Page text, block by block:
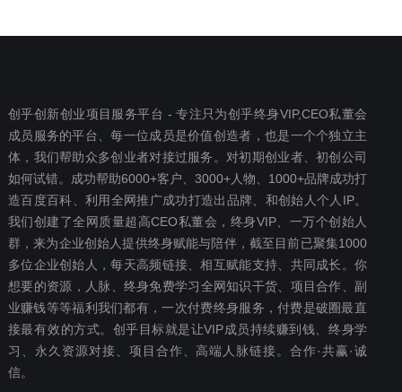
创乎创新创业项目服务平台 - 专注只为创乎终身VIP,CEO私董会
成员服务的平台、每一位成员是价值创造者，也是一个个独立主
体，我们帮助众多创业者对接过服务。对初期创业者、初创公司
如何试错。成功帮助6000+客户、3000+人物、1000+品牌成功打
造百度百科、利用全网推广成功打造出品牌、和创始人个人IP。
我们创建了全网质量超高CEO私董会，终身VIP、一万个创始人
群，来为企业创始人提供终身赋能与陪伴，截至目前已聚集1000
多位企业创始人，每天高频链接、相互赋能支持、共同成长。你
想要‬的资源，人脉、终身免费学习全网知识干货、项目合作、副
业赚钱等等福利我们都‬有，一次付费终‬身服务，付费是破圈最‬直
接最有效‬的方式。创乎目标就是让VIP成员持续赚到钱、终身学
习、永久资源对接、项目合作、高端人脉链接。合作·共赢·诚
信。